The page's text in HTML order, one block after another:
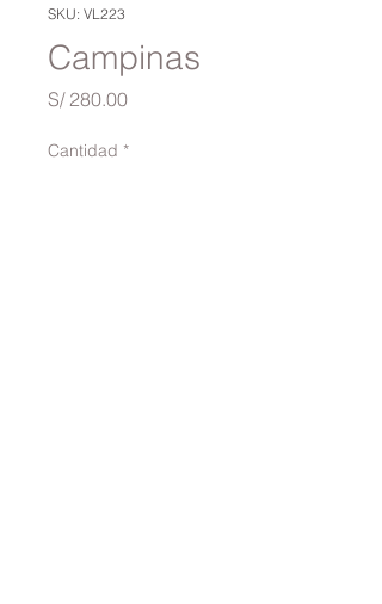
SKU: VL223
Campinas
S/ 280.00Precio
Cantidad *